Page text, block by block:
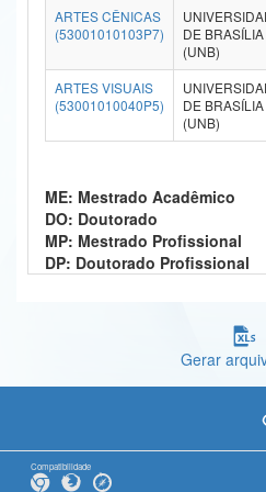
Ministério da Ciência, Tecnologia, Inovações
Ministério do Meio Ambiente
Ministério do Turismo
Controladoria-Geral da União
Ministério da Mulher, da Família e dos Direitos
Banco Central do Brasil
ARTES CÊNICAS
(53001010103P7)
DE BRASÍLIA
(UNB)
ARTES VISUAIS
(53001010040P5)
DE BRASÍLIA
(UNB)
ME: Mestrado Acadêmico
DO: Doutorado
MP: Mestrado Profissional
DP: Doutorado Profissional
Gerar
Compatibilidade